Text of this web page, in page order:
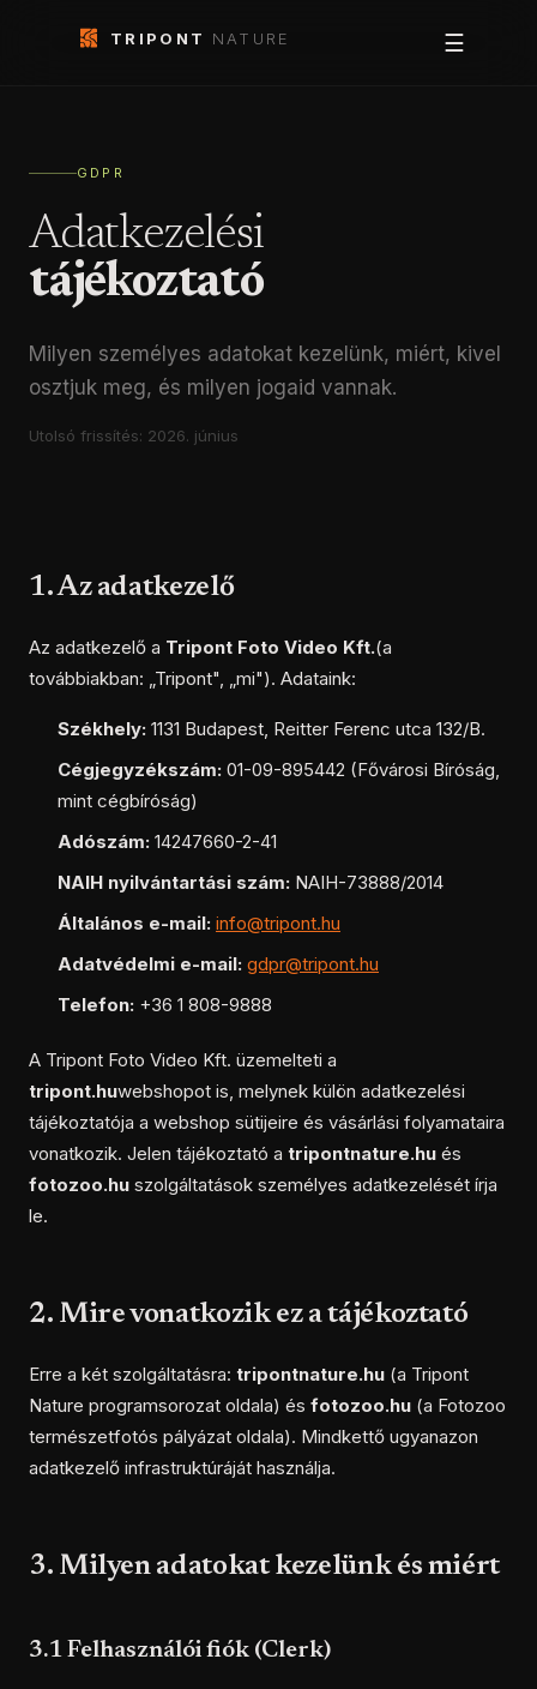
TRIPONT NATURE ☰
GDPR
Adatkezelési
tájékoztató
Milyen személyes adatokat kezelünk, miért, kivel
osztjuk meg, és milyen jogaid vannak.
Utolsó frissítés: 2026. június
1. Az adatkezelő
Az adatkezelő a Tripont Foto Video Kft.(a
továbbiakban: „Tripont", „mi"). Adataink:
Székhely: 1131 Budapest, Reitter Ferenc utca 132/B.
Cégjegyzékszám: 01-09-895442 (Fővárosi Bíróság,
mint cégbíróság)
Adószám: 14247660-2-41
NAIH nyilvántartási szám: NAIH-73888/2014
Általános e-mail: info@tripont.hu
Adatvédelmi e-mail: gdpr@tripont.hu
Telefon: +36 1 808-9888
A Tripont Foto Video Kft. üzemelteti a
tripont.huwebshopot is, melynek külön adatkezelési
tájékoztatója a webshop sütijeire és vásárlási folyamataira
vonatkozik. Jelen tájékoztató a tripontnature.hu és
fotozoo.hu szolgáltatások személyes adatkezelését írja
le.
2. Mire vonatkozik ez a tájékoztató
Erre a két szolgáltatásra: tripontnature.hu (a Tripont
Nature programsorozat oldala) és fotozoo.hu (a Fotozoo
természetfotós pályázat oldala). Mindkettő ugyanazon
adatkezelő infrastruktúráját használja.
3. Milyen adatokat kezelünk és miért
3.1 Felhasználói fiók (Clerk)